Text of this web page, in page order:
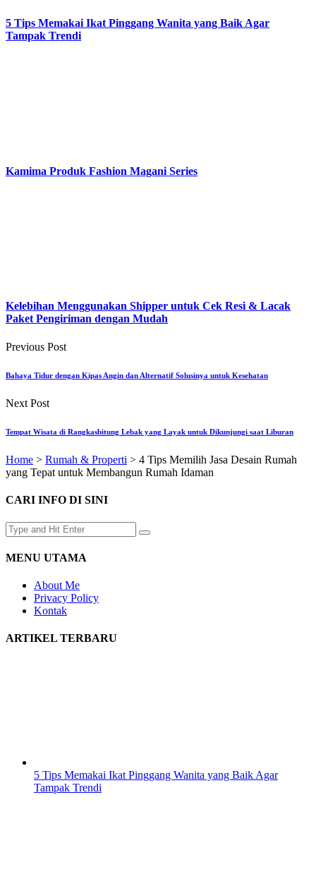
5 Tips Memakai Ikat Pinggang Wanita yang Baik Agar
Tampak Trendi
Kamima Produk Fashion Magani Series
Kelebihan Menggunakan Shipper untuk Cek Resi & Lacak
Paket Pengiriman dengan Mudah
Previous Post
Bahaya Tidur dengan Kipas Angin dan Alternatif Solusinya untuk Kesehatan
Next Post
Tempat Wisata di Rangkasbitung Lebak yang Layak untuk Dikunjungi saat Liburan
Home > Rumah & Properti > 4 Tips Memilih Jasa Desain Rumah
yang Tepat untuk Membangun Rumah Idaman
CARI INFO DI SINI
MENU UTAMA
About Me
Privacy Policy
Kontak
ARTIKEL TERBARU
5 Tips Memakai Ikat Pinggang Wanita yang Baik Agar
Tampak Trendi